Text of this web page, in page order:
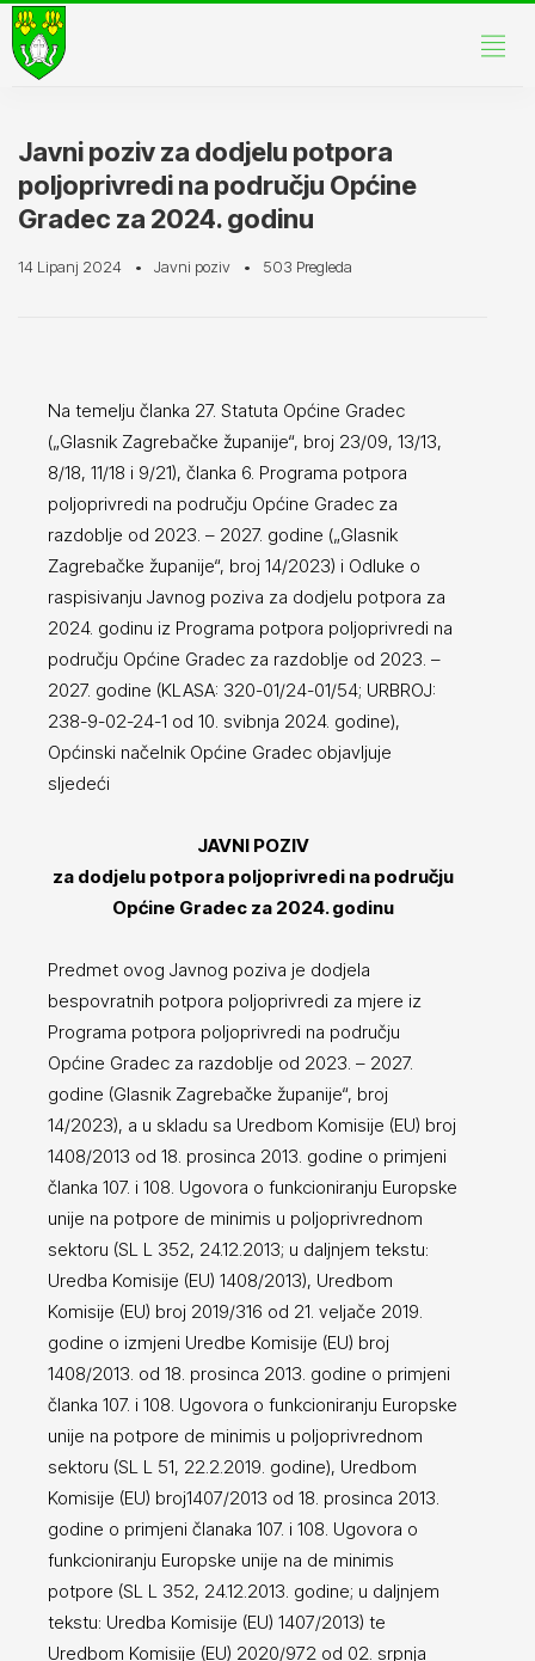
Javni poziv za dodjelu potpora
poljoprivredi na području Općine
Gradec za 2024. godinu
14 Lipanj 2024 Javni poziv 503 Pregleda
Na temelju članka 27. Statuta Općine Gradec
(„Glasnik Zagrebačke županije“, broj 23/09, 13/13,
8/18, 11/18 i 9/21), članka 6. Programa potpora
poljoprivredi na području Općine Gradec za
razdoblje od 2023. – 2027. godine („Glasnik
Zagrebačke županije“, broj 14/2023) i Odluke o
raspisivanju Javnog poziva za dodjelu potpora za
2024. godinu iz Programa potpora poljoprivredi na
području Općine Gradec za razdoblje od 2023. –
2027. godine (KLASA: 320-01/24-01/54; URBROJ:
238-9-02-24-1 od 10. svibnja 2024. godine),
Općinski načelnik Općine Gradec objavljuje
sljedeći
JAVNI POZIV
za dodjelu potpora poljoprivredi na području
Općine Gradec za 2024. godinu
Predmet ovog Javnog poziva je dodjela
bespovratnih potpora poljoprivredi za mjere iz
Programa potpora poljoprivredi na području
Općine Gradec za razdoblje od 2023. – 2027.
godine (Glasnik Zagrebačke županije“, broj
14/2023), a u skladu sa Uredbom Komisije (EU) broj
1408/2013 od 18. prosinca 2013. godine o primjeni
članka 107. i 108. Ugovora o funkcioniranju Europske
unije na potpore de minimis u poljoprivrednom
sektoru (SL L 352, 24.12.2013; u daljnjem tekstu:
Uredba Komisije (EU) 1408/2013), Uredbom
Komisije (EU) broj 2019/316 od 21. veljače 2019.
godine o izmjeni Uredbe Komisije (EU) broj
1408/2013. od 18. prosinca 2013. godine o primjeni
članka 107. i 108. Ugovora o funkcioniranju Europske
unije na potpore de minimis u poljoprivrednom
sektoru (SL L 51, 22.2.2019. godine), Uredbom
Komisije (EU) broj1407/2013 od 18. prosinca 2013.
godine o primjeni članaka 107. i 108. Ugovora o
funkcioniranju Europske unije na de minimis
potpore (SL L 352, 24.12.2013. godine; u daljnjem
tekstu: Uredba Komisije (EU) 1407/2013) te
Uredbom Komisije (EU) 2020/972 od 02. srpnja